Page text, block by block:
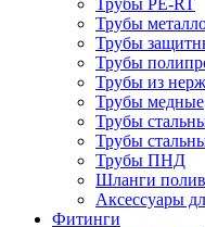
Трубы
Трубы
Трубы
Трубы из
Трубы медные
Трубы
Трубы
Трубы ПНД
Шланги
Аксессуары
Фитинги